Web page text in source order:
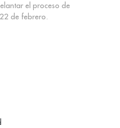
el proceso de
de febrero.